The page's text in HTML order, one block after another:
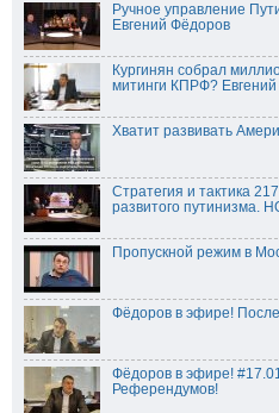
Ручное управление
Евгений Фёдоров
Кургинян cобрал
митинги КПРФ?
Хватит развивать
Стратегия и тактика
развитого путинизма.
Пропускной режим в
Фёдоров в эфире!
Фёдоров в эфире!
Референдумов!